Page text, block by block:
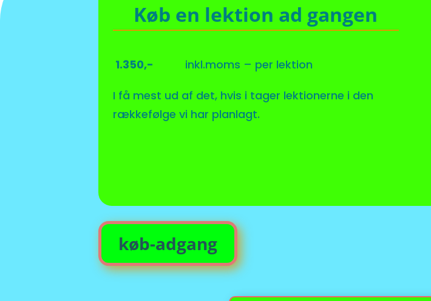
Køb en lektion ad gangen
1.350,- inkl.moms – per lektion
I få mest ud af det, hvis i tager lektionerne i den
rækkefølge vi har planlagt.
køb-adgang